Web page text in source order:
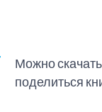
Можно
поделиться